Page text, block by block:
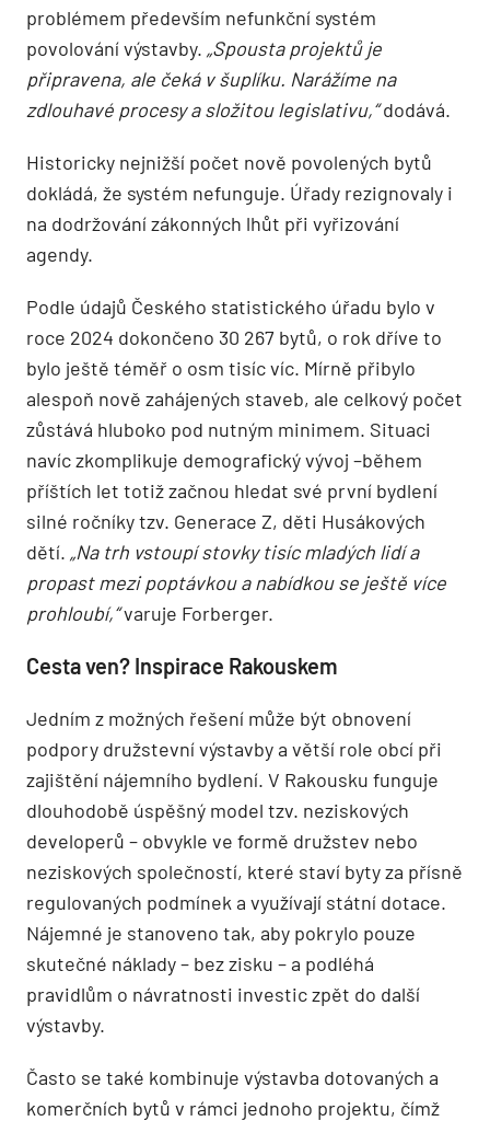
problémem především nefunkční systém
povolování výstavby. „Spousta projektů je
připravena, ale čeká v šuplíku. Narážíme na
zdlouhavé procesy a složitou legislativu,“dodává.
Historicky nejnižší počet nově povolených bytů
dokládá, že systém nefunguje. Úřady rezignovaly i
na dodržování zákonných lhůt při vyřizování
agendy.
Podle údajů Českého statistického úřadu bylo v
roce 2024 dokončeno 30 267 bytů, o rok dříve to
bylo ještě téměř o osm tisíc víc. Mírně přibylo
alespoň nově zahájených staveb, ale celkový počet
zůstává hluboko pod nutným minimem. Situaci
navíc zkomplikuje demografický vývoj –během
příštích let totiž začnou hledat své první bydlení
silné ročníky tzv. Generace Z, děti Husákových
dětí. „Na trh vstoupí stovky tisíc mladých lidí a
propast mezi poptávkou a nabídkou se ještě více
prohloubí,“varuje Forberger.
Cesta ven? Inspirace Rakouskem
Jedním z možných řešení může být obnovení
podpory družstevní výstavby a větší role obcí při
zajištění nájemního bydlení. V Rakousku funguje
dlouhodobě úspěšný model tzv. neziskových
developerů – obvykle ve formě družstev nebo
neziskových společností, které staví byty za přísně
regulovaných podmínek a využívají státní dotace.
Nájemné je stanoveno tak, aby pokrylo pouze
skutečné náklady – bez zisku – a podléhá
pravidlům o návratnosti investic zpět do další
výstavby.
Často se také kombinuje výstavba dotovaných a
komerčních bytů v rámci jednoho projektu, čímž